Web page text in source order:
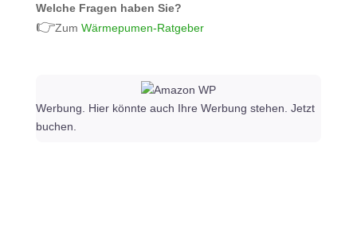
Welche Fragen haben Sie?
👉Zum Wärmepumen-Ratgeber
Werbung. Hier könnte auch Ihre Werbung stehen. Jetzt
buchen.